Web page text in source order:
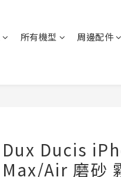
所有機型
周邊配件
Dux Ducis
Max/Air 磨砂